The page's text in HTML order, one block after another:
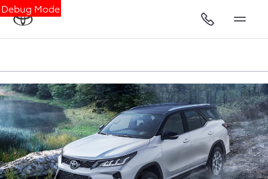
Debug Mode